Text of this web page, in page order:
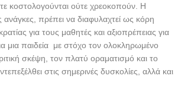
κοστολογούνται ούτε χρεοκοπούν. Η
ανάγκες, πρέπει να διαφυλαχτεί ως κόρη
για τους μαθητές και αξιοπρέπειας για
μια παιδεία με στόχο τον ολοκληρωμένο
σκέψη, τον πλατύ οραματισμό και το
στις σημερινές δυσκολίες, αλλά και